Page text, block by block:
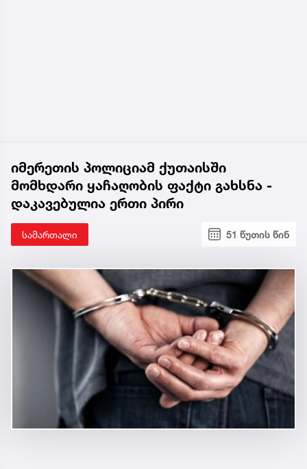
იმერეთის პოლიციამ ქუთაისში
მომხდარი ყაჩაღობის ფაქტი გახსნა -
დაკავებულია ერთი პირი
სამართალი 51 წუთის წინ